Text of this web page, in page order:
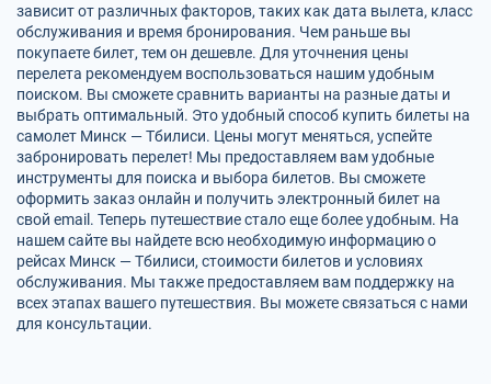
зависит от различных факторов, таких как дата вылета, класс
обслуживания и время бронирования. Чем раньше вы
покупаете билет, тем он дешевле. Для уточнения цены
перелета рекомендуем воспользоваться нашим удобным
поиском. Вы сможете сравнить варианты на разные даты и
выбрать оптимальный. Это удобный способ купить билеты на
самолет Минск — Тбилиси. Цены могут меняться, успейте
забронировать перелет! Мы предоставляем вам удобные
инструменты для поиска и выбора билетов. Вы сможете
оформить заказ онлайн и получить электронный билет на
свой email. Теперь путешествие стало еще более удобным. На
нашем сайте вы найдете всю необходимую информацию о
рейсах Минск — Тбилиси, стоимости билетов и условиях
обслуживания. Мы также предоставляем вам поддержку на
всех этапах вашего путешествия. Вы можете связаться с нами
для консультации.